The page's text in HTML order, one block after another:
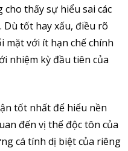
thấy sự hiểu sai các
Dù tốt hay xấu, điều rõ
mặt với ít hạn chế chính
nhiệm kỳ đầu tiên của
tốt nhất để hiểu nền
đến vị thế độc tôn của
cá tính dị biệt của riêng